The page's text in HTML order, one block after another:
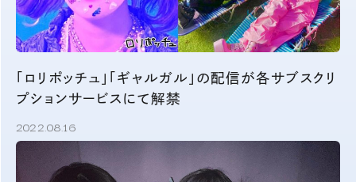
「ロリポッチュ」「ギャルガル」の配信が各サブスクリ
プションサービスにて解禁
2022.08.16